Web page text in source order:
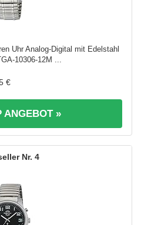
Uhr Analog-Digital mit Edelstahl
10306-12M ...
€
ANGEBOT »
4